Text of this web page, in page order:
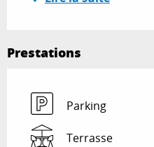
Prestations
Parking
Terrasse